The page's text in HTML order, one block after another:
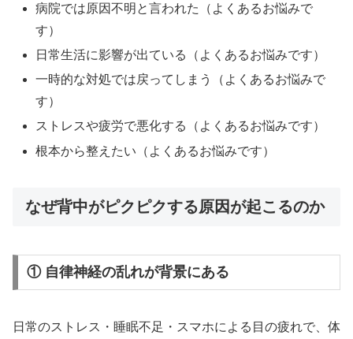
病院では原因不明と言われた（よくあるお悩みで
す）
日常生活に影響が出ている（よくあるお悩みです）
一時的な対処では戻ってしまう（よくあるお悩みで
す）
ストレスや疲労で悪化する（よくあるお悩みです）
根本から整えたい（よくあるお悩みです）
なぜ背中がピクピクする原因が起こるのか
① 自律神経の乱れが背景にある
日常のストレス・睡眠不足・スマホによる目の疲れで、体